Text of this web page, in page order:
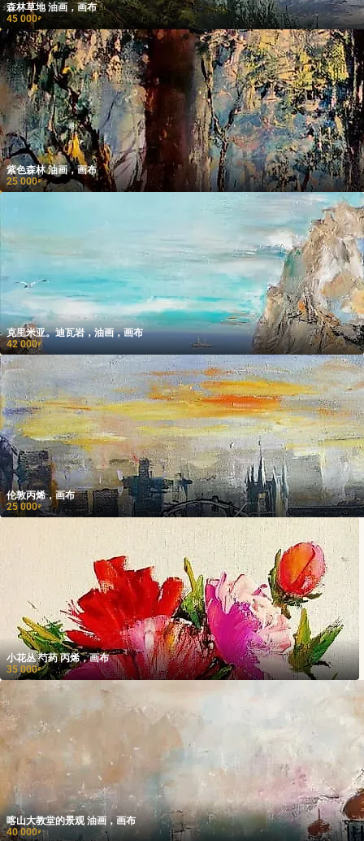
森林草地 油画，画布
45 000₽
紫色森林 油画，画布
25 000₽
克里米亚。迪瓦岩，油画，画布
42 000₽
伦敦丙烯，画布
25 000₽
小花丛 芍药 丙烯，画布
35 000₽
喀山大教堂的景观 油画，画布
40 000₽